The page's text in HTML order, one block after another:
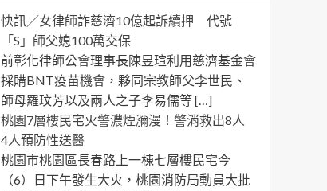
快訊／女律師詐慈濟10億起訴續押 代號
「S」師父媳100萬交保
前彰化律師公會理事長陳昱瑄利用慈濟基金會
採購BNT疫苗機會，夥同宗教師父李世民、
師母羅玟芳以及兩人之子李易儒等 […]
桃園7層樓民宅火警濃煙瀰漫！警消救出8人
4人預防性送醫
桃園市桃園區長春路上一棟七層樓民宅今
（6）日下午發生大火，桃園消防局動員大批